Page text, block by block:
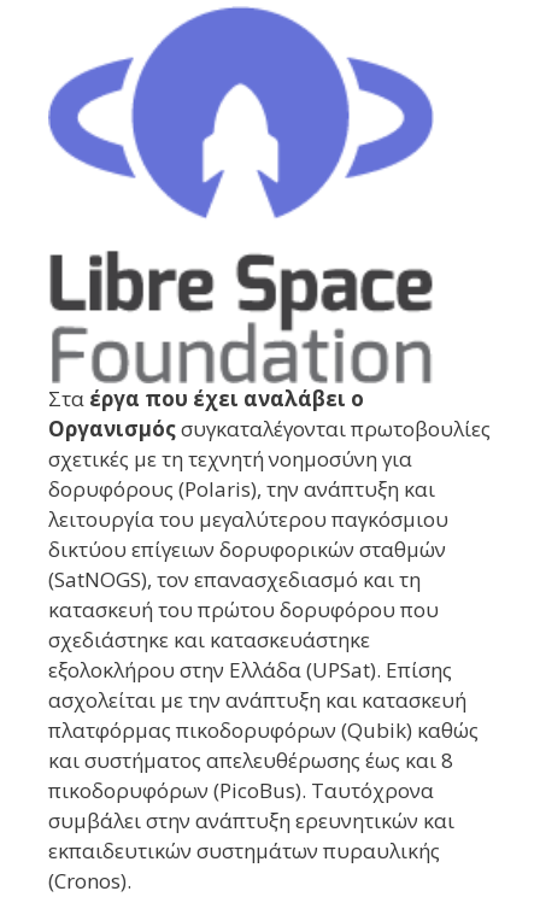
Στα έργα που έχει αναλάβει ο
Οργανισμόςσυγκαταλέγονται πρωτοβουλίες
σχετικές με τη τεχνητή νοημοσύνη για
δορυφόρους (Polaris), την ανάπτυξη και
λειτουργία του μεγαλύτερου παγκόσμιου
δικτύου επίγειων δορυφορικών σταθμών
(SatNOGS), τον επανασχεδιασμό και τη
κατασκευή του πρώτου δορυφόρου που
σχεδιάστηκε και κατασκευάστηκε
εξολοκλήρου στην Ελλάδα (UPSat). Επίσης
ασχολείται με την ανάπτυξη και κατασκευή
πλατφόρμας πικοδορυφόρων (Qubik) καθώς
και συστήματος απελευθέρωσης έως και 8
πικοδορυφόρων (PicoBus). Ταυτόχρονα
συμβάλει στην ανάπτυξη ερευνητικών και
εκπαιδευτικών συστημάτων πυραυλικής
(Cronos).